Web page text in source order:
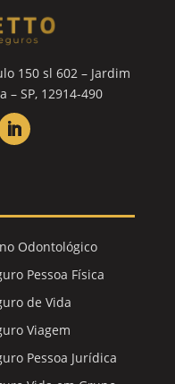
150 sl 602 – Jardim
– SP, 12914-490
Odontológico
Pessoa Física
de Vida
Viagem
Pessoa Jurídica